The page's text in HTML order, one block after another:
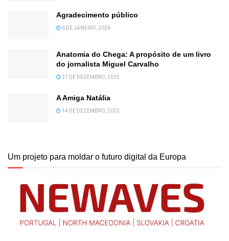
Agradecimento público
6 DE JANEIRO, 2026
Anatomia do Chega: A propósito de um livro
do jornalista Miguel Carvalho
27 DE DEZEMBRO, 2025
A Amiga Natália
14 DE DEZEMBRO, 2025
Um projeto para moldar o futuro digital da Europa